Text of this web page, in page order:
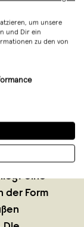
eine
der Form
um unsere
und Dir ein
zu den von